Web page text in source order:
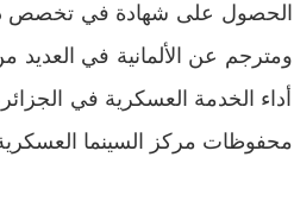
الحصول على شهادة في تخصص
ومترجم عن الألمانية في العديد
أداء الخدمة العسكرية في
محفوظات مركز السينما